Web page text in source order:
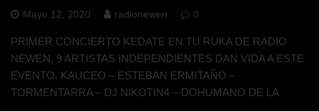
Mayo 12, 2020 radionewen 0
PRIMER CONCIERTO KEDATE EN TU RUKA DE RADIO
NEWEN, 9 ARTISTAS INDEPENDIENTES DAN VIDA A ESTE
EVENTO. KAUCEO – ESTEBAN ERMITAÑO –
TORMENTARRA – DJ NIKOTIN4 – DOHUMANO DE LA